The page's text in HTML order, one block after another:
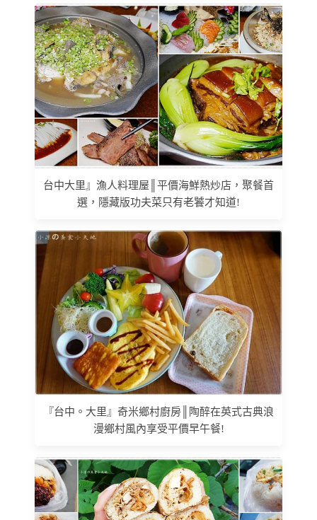
台中大里』漁人料理屋║平價海鮮熱炒店，聚餐首
選，隱藏版功夫菜只有老饕才知道!
『台中。大里』奇米鄉村廚房║陶醉在英式古典浪
漫鄉村風內享受平價早午餐!